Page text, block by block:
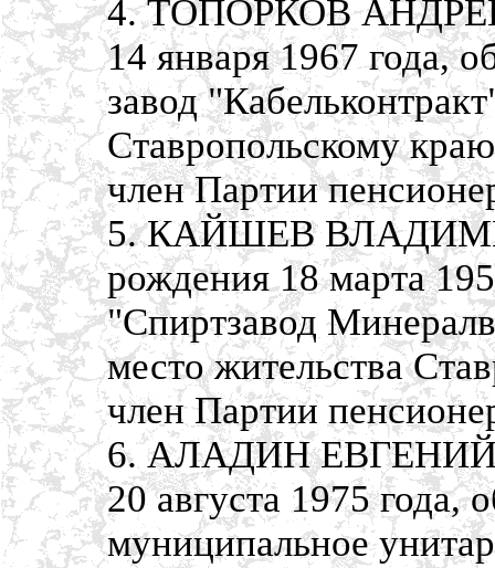
4. ТОПОРКОВ
14 января 1967 года,
завод
Ставропольскому
член Партии
5. КАЙШЕВ
рождения 18 марта
"Спиртзавод
место жительства
член Партии
6. АЛАДИН ЕВГЕНИЙ
20 августа 1975 года,
муниципальное